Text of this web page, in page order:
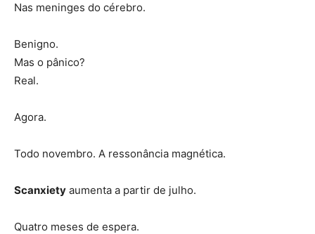
Nas meninges do cérebro.
Benigno.
Mas o pânico?
Real.
Agora.
Todo novembro. A ressonância magnética.
Scanxiety aumenta a partir de julho.
Quatro meses de espera.